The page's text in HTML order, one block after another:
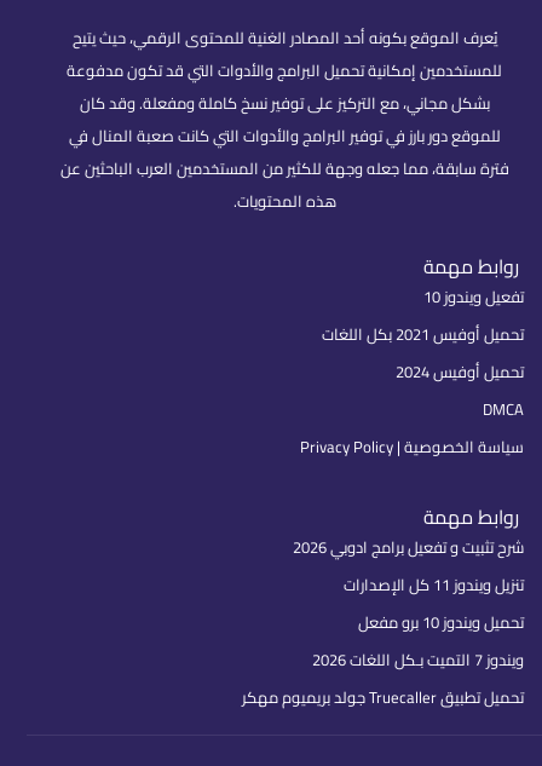
يُعرف الموقع بكونه أحد المصادر الغنية للمحتوى الرقمي، حيث يتيح
للمستخدمين إمكانية تحميل البرامج والأدوات التي قد تكون مدفوعة
بشكل مجاني، مع التركيز على توفير نسخ كاملة ومفعلة. وقد كان
للموقع دور بارز في توفير البرامج والأدوات التي كانت صعبة المنال في
فترة سابقة، مما جعله وجهة للكثير من المستخدمين العرب الباحثين عن
هذه المحتويات.
روابط مهمة
تفعيل ويندوز 10
تحميل أوفيس 2021 بكل اللغات
تحميل أوفيس 2024
DMCA
سياسة الخصوصية | Privacy Policy
روابط مهمة
شرح تثبيت و تفعيل برامج ادوبي 2026
تنزيل ويندوز 11 كل الإصدارات
تحميل ويندوز 10 برو مفعل
ويندوز 7 التميت بـكل اللغات 2026
تحميل تطبيق Truecaller جولد بريميوم مهكر